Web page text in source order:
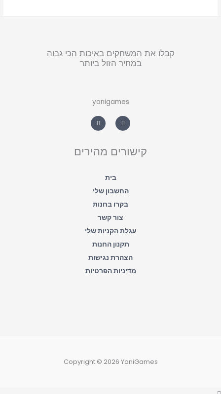
קבלו את המשחקים באיכות הכי גבוה
במחיר הזול ביותר
yonigames
a
c
e
o
h
a
t
p
p
קישורים מהירים
בית
החשבון שלי
בקרו בחנות
צור קשר
עגלת הקניות שלי
תקנון החנות
הצהרת נגישות
מדיניות הפרטיות
Copyright © 2026 YoniGames